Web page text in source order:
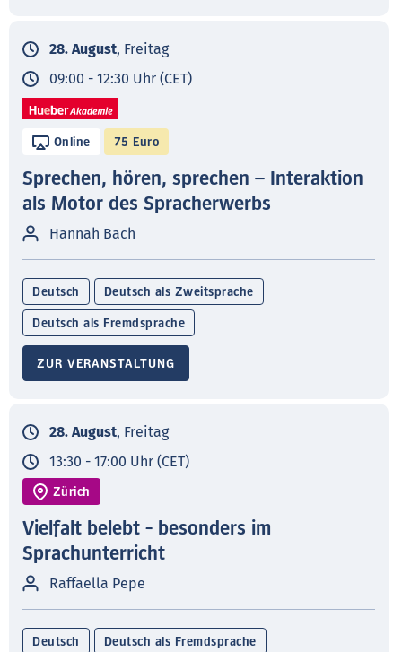
28. August, Freitag
09:00 - 12:30 Uhr (CET)
Online 75 Euro
Sprechen, hören, sprechen – Interaktion
als Motor des Spracherwerbs
Hannah Bach
Deutsch Deutsch als Zweitsprache
Deutsch als Fremdsprache
ZUR VERANSTALTUNG
28. August, Freitag
13:30 - 17:00 Uhr (CET)
Zürich
Vielfalt belebt - besonders im
Sprachunterricht
Raffaella Pepe
Deutsch Deutsch als Fremdsprache